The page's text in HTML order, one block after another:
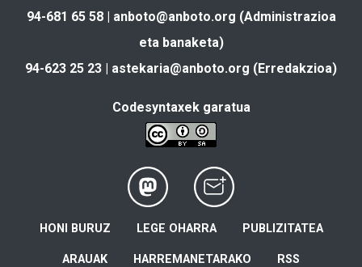
94-681 65 58 | anboto@anboto.org (Administrazioa
eta banaketa)
94-623 25 23 | astekaria@anboto.org (Erredakzioa)
Codesyntaxek garatua
HONI BURUZ LEGE OHARRA PUBLIZITATEA
ARAUAK HARREMANETARAKO RSS